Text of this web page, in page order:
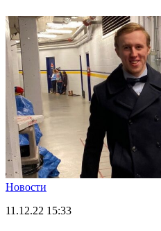
Новости
11.12.22 15:33